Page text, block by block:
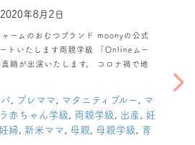
2020年8月2日
ームのおむつブランド moonyの公式
トいたします両親学級 「Onlineムー
鍋が出演いたします。 コロナ禍で地
, プレママ , マタニティブルー , マ
赤ちゃん学級 , 両親学級 , 出産 , 妊
妊婦 , 新米ママ , 母親, 母親学級 , 育